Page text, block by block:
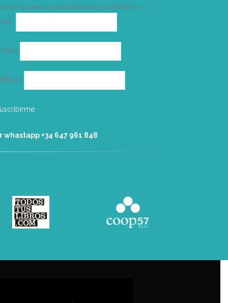
la suscripción incluido en el boletín. >
electrónico
whastapp +34 ‭647 961 848‬